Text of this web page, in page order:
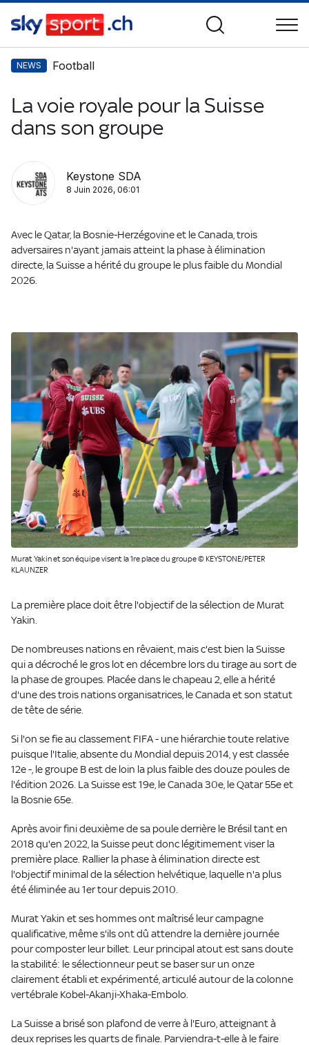
NEWS Football
La voie royale pour la Suisse
dans son groupe
Keystone SDA
8 Juin 2026, 06:01
Avec le Qatar, la Bosnie-Herzégovine et le Canada, trois
adversaires n'ayant jamais atteint la phase à élimination
directe, la Suisse a hérité du groupe le plus faible du Mondial
2026.
Murat Yakin et son équipe visent la 1re place du groupe © KEYSTONE/PETER
KLAUNZER
La première place doit être l'objectif de la sélection de Murat
Yakin.
De nombreuses nations en rêvaient, mais c'est bien la Suisse
qui a décroché le gros lot en décembre lors du tirage au sort de
la phase de groupes. Placée dans le chapeau 2, elle a hérité
d'une des trois nations organisatrices, le Canada et son statut
de tête de série.
Si l'on se fie au classement FIFA - une hiérarchie toute relative
puisque l'Italie, absente du Mondial depuis 2014, y est classée
12e -, le groupe B est de loin la plus faible des douze poules de
l'édition 2026. La Suisse est 19e, le Canada 30e, le Qatar 55e et
la Bosnie 65e.
Après avoir fini deuxième de sa poule derrière le Brésil tant en
2018 qu'en 2022, la Suisse peut donc légitimement viser la
première place. Rallier la phase à élimination directe est
l'objectif minimal de la sélection helvétique, laquelle n'a plus
été éliminée au 1er tour depuis 2010.
Murat Yakin et ses hommes ont maîtrisé leur campagne
qualificative, même s'ils ont dû attendre la dernière journée
pour composter leur billet. Leur principal atout est sans doute
la stabilité: le sélectionneur peut se baser sur un onze
clairement établi et expérimenté, articulé autour de la colonne
vertébrale Kobel-Akanji-Xhaka-Embolo.
La Suisse a brisé son plafond de verre à l'Euro, atteignant à
deux reprises les quarts de finale. Parviendra-t-elle à le faire